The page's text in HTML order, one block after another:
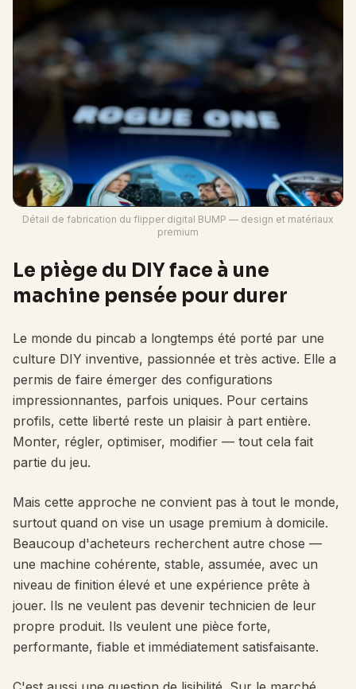
Détail de fabrication du flipper digital BUMP — design et matériaux
premium
Le piège du DIY face à une
machine pensée pour durer
Le monde du pincab a longtemps été porté par une
culture DIY inventive, passionnée et très active. Elle a
permis de faire émerger des configurations
impressionnantes, parfois uniques. Pour certains
profils, cette liberté reste un plaisir à part entière.
Monter, régler, optimiser, modifier — tout cela fait
partie du jeu.
Mais cette approche ne convient pas à tout le monde,
surtout quand on vise un usage premium à domicile.
Beaucoup d'acheteurs recherchent autre chose —
une machine cohérente, stable, assumée, avec un
niveau de finition élevé et une expérience prête à
jouer. Ils ne veulent pas devenir technicien de leur
propre produit. Ils veulent une pièce forte,
performante, fiable et immédiatement satisfaisante.